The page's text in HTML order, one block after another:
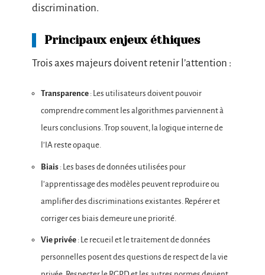
discrimination.
Principaux enjeux éthiques
Trois axes majeurs doivent retenir l’attention :
Transparence : Les utilisateurs doivent pouvoir
comprendre comment les algorithmes parviennent à
leurs conclusions. Trop souvent, la logique interne de
l’IA reste opaque.
Biais : Les bases de données utilisées pour
l’apprentissage des modèles peuvent reproduire ou
amplifier des discriminations existantes. Repérer et
corriger ces biais demeure une priorité.
Vie privée : Le recueil et le traitement de données
personnelles posent des questions de respect de la vie